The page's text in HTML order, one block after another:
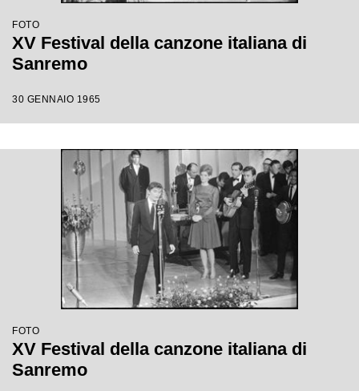
FOTO
XV Festival della canzone italiana di
Sanremo
30 GENNAIO 1965
FOTO
XV Festival della canzone italiana di
Sanremo